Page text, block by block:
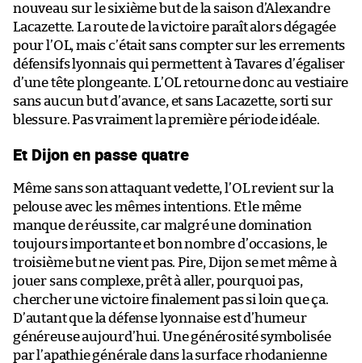
nouveau sur le sixième but de la saison d’Alexandre
Lacazette. La route de la victoire paraît alors dégagée
pour l’OL, mais c’était sans compter sur les errements
défensifs lyonnais qui permettent à Tavares d’égaliser
d’une tête plongeante. L’OL retourne donc au vestiaire
sans aucun but d’avance, et sans Lacazette, sorti sur
blessure. Pas vraiment la première période idéale.
Et Dijon en passe quatre
Même sans son attaquant vedette, l’OL revient sur la
pelouse avec les mêmes intentions. Et le même
manque de réussite, car malgré une domination
toujours importante et bon nombre d’occasions, le
troisième but ne vient pas. Pire, Dijon se met même à
jouer sans complexe, prêt à aller, pourquoi pas,
chercher une victoire finalement pas si loin que ça.
D’autant que la défense lyonnaise est d’humeur
généreuse aujourd’hui. Une générosité symbolisée
par l’apathie générale dans la surface rhodanienne